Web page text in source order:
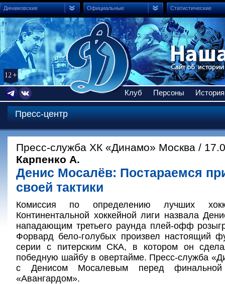
Динамовские Официальные Статистические
Клуб Персоны История
Пресс-центр
Пресс-служба ХК «Динамо» Москва /
Карпенко А.
Денис Мосалёв: Постараемся
своей тактики
Комиссия по определению лучших
Континентальной хоккейной лиги назвала
нападающим третьего раунда плей-офф
Форвард бело-голубых произвел настоящий
серии с питерским СКА, в котором он
победную шайбу в овертайме. Пресс-служба
с Денисом Мосалевым перед
«Авангардом».